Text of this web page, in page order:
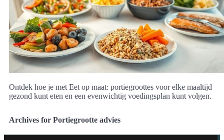
Ontdek hoe je met Eet op maat: portiegroottes voor elke maaltijd
gezond kunt eten en een evenwichtig voedingsplan kunt volgen.
Archives for Portiegrootte advies